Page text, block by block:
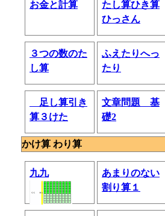
お金と計算
たし算ひき算
ひっさん
３つの数のた
し算
ふえたりへっ
たり
足し算引き
算３けた
文章問題 基
礎2
かけ算 わり算
九九
あまりのない
割り算１